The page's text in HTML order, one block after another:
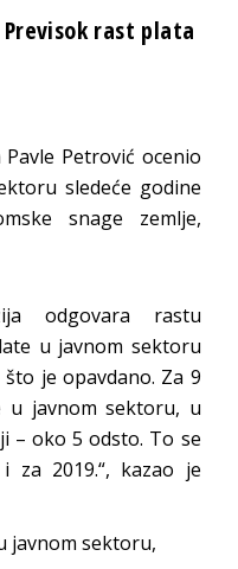
rast plata
Petrović ocenio
sledeće godine
snage zemlje,
odgovara rastu
u javnom sektoru
je opavdano. Za 9
javnom sektoru, u
– oko 5 odsto. To se
za 2019.“, kazao je
javnom sektoru,